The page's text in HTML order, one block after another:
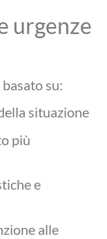
urgenze
su:
situazione
più
e
alle